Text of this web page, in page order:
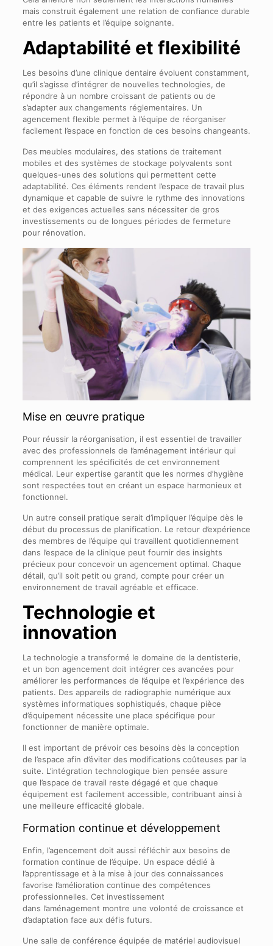
mais construit également une relation de confiance durable
entre les patients et l’équipe soignante.
Adaptabilité et flexibilité
Les besoins d’une clinique dentaire évoluent constamment,
qu’il s’agisse d’intégrer de nouvelles technologies, de
répondre à un nombre croissant de patients ou de
s’adapter aux changements réglementaires. Un
agencement flexible permet à l’équipe de réorganiser
facilement l’espace en fonction de ces besoins changeants.
Des meubles modulaires, des stations de traitement
mobiles et des systèmes de stockage polyvalents sont
quelques-unes des solutions qui permettent cette
adaptabilité. Ces éléments rendent l’espace de travail plus
dynamique et capable de suivre le rythme des innovations
et des exigences actuelles sans nécessiter de gros
investissements ou de longues périodes de fermeture
pour rénovation.
Mise en œuvre pratique
Pour réussir la réorganisation, il est essentiel de travailler
avec des professionnels de l’aménagement intérieur qui
comprennent les spécificités de cet environnement
médical. Leur expertise garantit que les normes d’hygiène
sont respectées tout en créant un espace harmonieux et
fonctionnel.
Un autre conseil pratique serait d’impliquer l’équipe dès le
début du processus de planification. Le retour d’expérience
des membres de l’équipe qui travaillent quotidiennement
dans l’espace de la clinique peut fournir des insights
précieux pour concevoir un agencement optimal. Chaque
détail, qu’il soit petit ou grand, compte pour créer un
environnement de travail agréable et efficace.
Technologie et
innovation
La technologie a transformé le domaine de la dentisterie,
et un bon agencement doit intégrer ces avancées pour
améliorer les performances de l’équipe et l’expérience des
patients. Des appareils de radiographie numérique aux
systèmes informatiques sophistiqués, chaque pièce
d’équipement nécessite une place spécifique pour
fonctionner de manière optimale.
Il est important de prévoir ces besoins dès la conception
de l’espace afin d’éviter des modifications coûteuses par la
suite. L’intégration technologique bien pensée assure
que l’espace de travail reste dégagé et que chaque
équipement est facilement accessible, contribuant ainsi à
une meilleure efficacité globale.
Formation continue et développement
Enfin, l’agencement doit aussi réfléchir aux besoins de
formation continue de l’équipe. Un espace dédié à
l’apprentissage et à la mise à jour des connaissances
favorise l’amélioration continue des compétences
professionnelles. Cet investissement
dans l’aménagement montre une volonté de croissance et
d’adaptation face aux défis futurs.
Une salle de conférence équipée de matériel audiovisuel